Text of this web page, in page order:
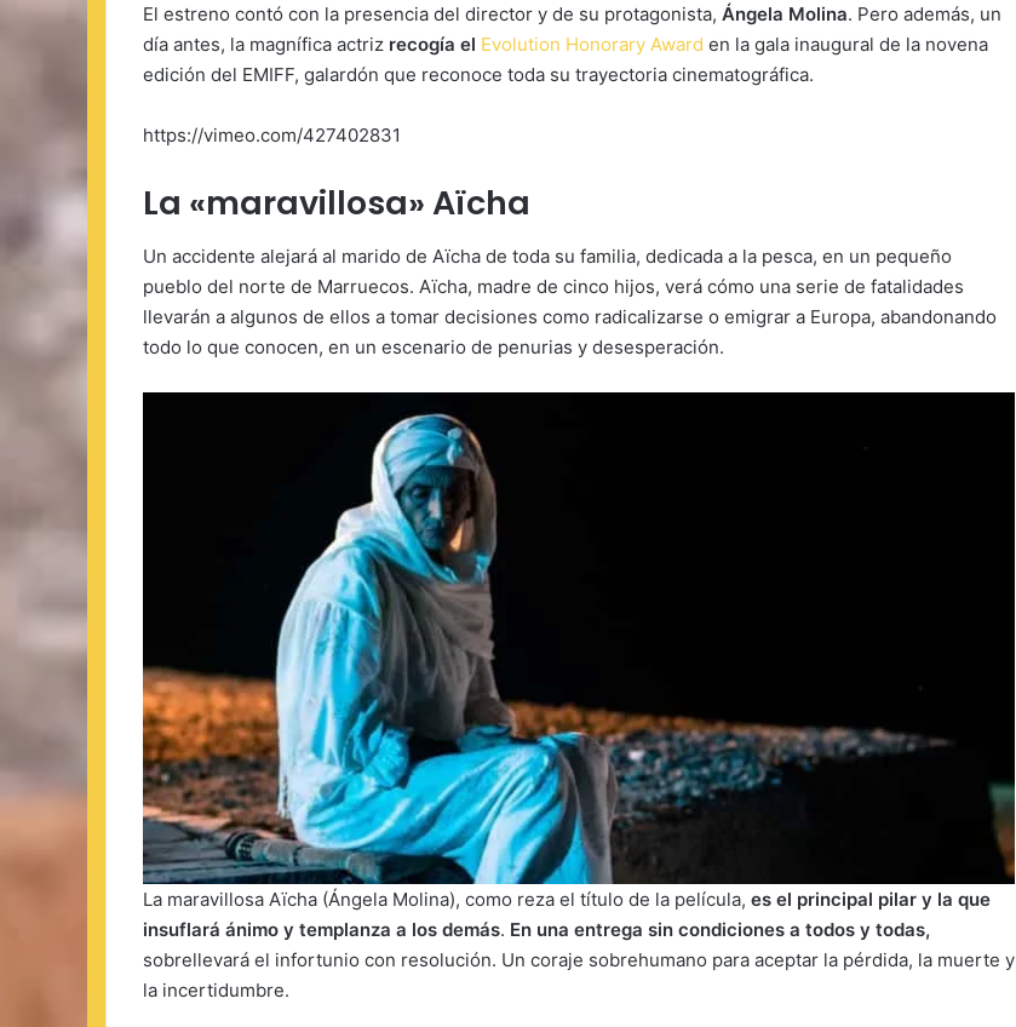
El estreno contó con la presencia del director y de su protagonista, Ángela Molina. Pero además, un
día antes, la magnífica actriz recogía el Evolution Honorary Award en la gala inaugural de la novena
edición del EMIFF, galardón que reconoce toda su trayectoria cinematográfica.
https://vimeo.com/427402831
La «maravillosa» Aïcha
Un accidente alejará al marido de Aïcha de toda su familia, dedicada a la pesca, en un pequeño
pueblo del norte de Marruecos. Aïcha, madre de cinco hijos, verá cómo una serie de fatalidades
llevarán a algunos de ellos a tomar decisiones como radicalizarse o emigrar a Europa, abandonando
todo lo que conocen, en un escenario de penurias y desesperación.
La maravillosa Aïcha (Ángela Molina), como reza el título de la película, es el principal pilar y la que
insuflará ánimo y templanza a los demás. En una entrega sin condiciones a todos y todas,
sobrellevará el infortunio con resolución. Un coraje sobrehumano para aceptar la pérdida, la muerte y
la incertidumbre.